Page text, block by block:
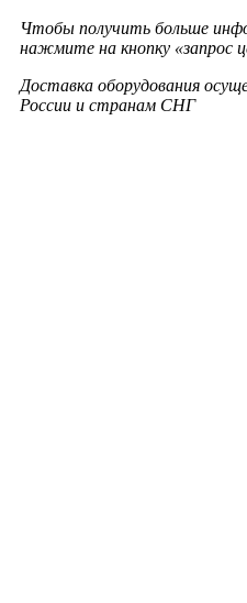
Чтобы получить больше
нажмите на кнопку «запрос
Доставка оборудования
России и странам СНГ